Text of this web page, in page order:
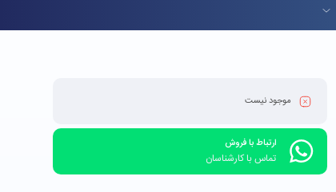
موجود نیست
ارتباط با فروش
تماس با کارشناسان